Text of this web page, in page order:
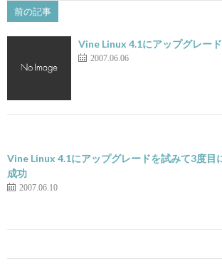
前の記事
Vine Linux 4.1にアップグレー
2007.06.06
Vine Linux 4.1にアップグレードを試みて3度目
成功
2007.06.10